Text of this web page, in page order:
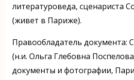
литературоведа, сценариста
(живет в Париже).
Правообладатель документа:
(н.и. Ольга Глебовна
документы и фотографии,